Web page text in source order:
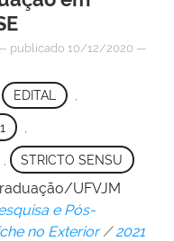
publicado 10/12/2020 —
EDITAL
STRICTO SENSU
UFVJM
e Pós-
no Exterior /2021